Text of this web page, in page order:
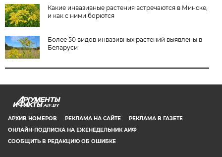
Какие инвазивные растения встречаются в Минске,
и как с ними борются
Более 50 видов инвазивных растений выявлены в
Беларуси
AIF.BY
АРХИВ НОМЕРОВ РЕКЛАМА НА САЙТЕ
РЕКЛАМА В ГАЗЕТЕ
ОНЛАЙН-ПОДПИСКА НА ЕЖЕНЕДЕЛЬНИК АИФ
СООБЩИТЬ В РЕДАКЦИЮ ОБ ОШИБКЕ